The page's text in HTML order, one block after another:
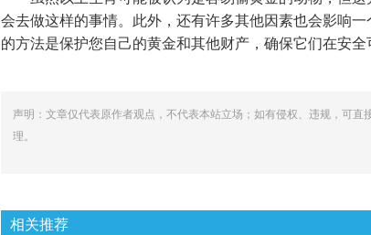
会去做这样的事情。此外，还有许多其他因素也会影响
的方法是保护您自己的黄金和其他财产，确保它们在安全
声明：文章仅代表原作者观点，不代表本站立场；如有侵权、违规，可直
理。
相关推荐